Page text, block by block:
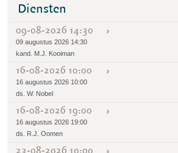
Diensten
09-08-2026 14:30
09 augustus 2026 14:30
kand. M.J. Kooiman
16-08-2026 10:00
16 augustus 2026 10:00
ds. W. Nobel
16-08-2026 19:00
16 augustus 2026 19:00
ds. R.J. Oomen
23-08-2026 10:00